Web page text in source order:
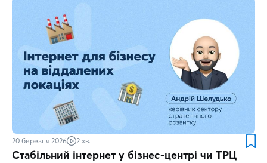
20 березня 2026 2 хв.
Стабільний інтернет у бізнес-центрі чи ТРЦ